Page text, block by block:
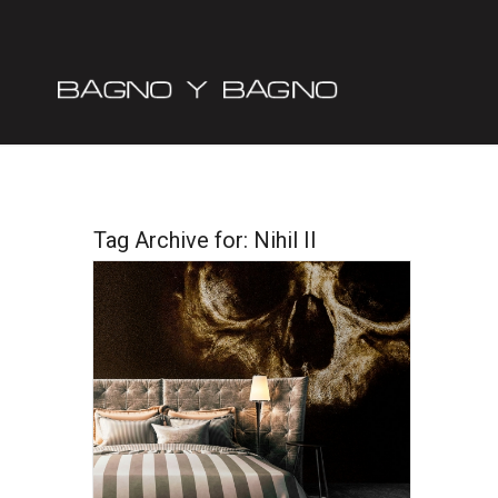
Tag Archive for: Nihil II